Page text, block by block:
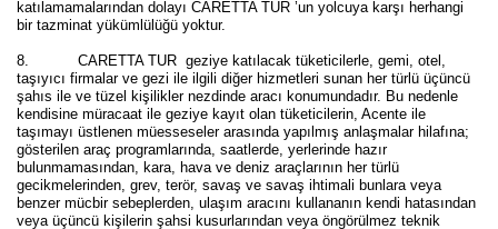
katılamamalarından dolayı CARETTA TUR ’un yolcuya karşı herhangi
bir tazminat yükümlülüğü yoktur.
8. CARETTA TUR geziye katılacak tüketicilerle, gemi, otel,
taşıyıcı firmalar ve gezi ile ilgili diğer hizmetleri sunan her türlü üçüncü
şahıs ile ve tüzel kişilikler nezdinde aracı konumundadır. Bu nedenle
kendisine müracaat ile geziye kayıt olan tüketicilerin, Acente ile
taşımayı üstlenen müesseseler arasında yapılmış anlaşmalar hilafına;
gösterilen araç programlarında, saatlerde, yerlerinde hazır
bulunmamasından, kara, hava ve deniz araçlarının her türlü
gecikmelerinden, grev, terör, savaş ve savaş ihtimali bunlara veya
benzer mücbir sebeplerden, ulaşım aracını kullananın kendi hatasından
veya üçüncü kişilerin şahsi kusurlarından veya öngörülmez teknik